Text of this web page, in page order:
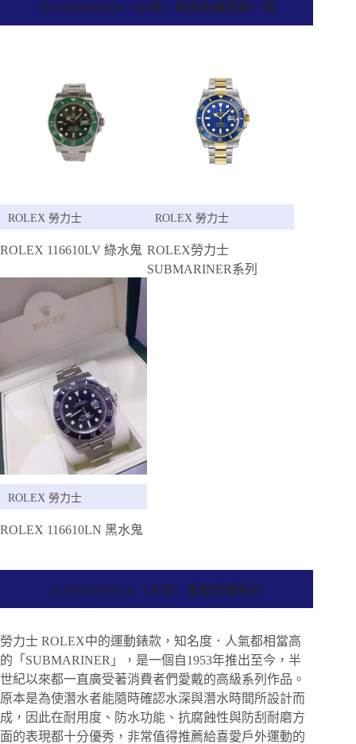
SUBMARINER（水鬼）高價收購實績一覽
ROLEX 勞力士
ROLEX 116610LV 綠水鬼
ROLEX 勞力士
ROLEX勞力士
SUBMARINER系列
ROLEX 勞力士
ROLEX 116610LN 黑水鬼
SUBMARINER（水鬼）重點收購系列
勞力士 ROLEX中的運動錶款，知名度．人氣都相當高
的「SUBMARINER」，是一個自1953年推出至今，半
世紀以來都一直廣受著消費者們愛戴的高級系列作品。
原本是為使潛水者能隨時確認水深與潛水時間所設計而
成，因此在耐用度、防水功能、抗腐蝕性與防刮耐磨方
面的表現都十分優秀，非常值得推薦給喜愛戶外運動的